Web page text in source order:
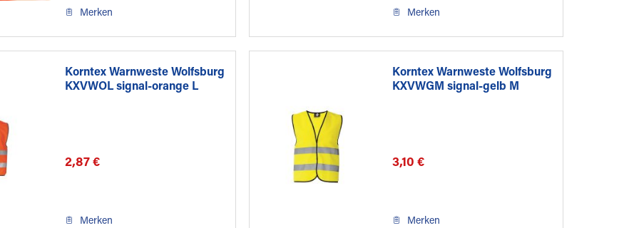
Merken Merken
Korntex Warnweste Wolfsburg
KXVWOL signal-orange L
2,87 €
Merken
Korntex Warnweste Wolfsburg
KXVWGM signal-gelb M
3,10 €
Merken